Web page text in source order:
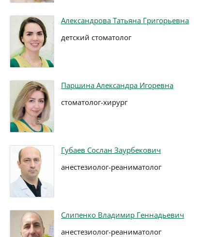
Александрова Татьяна Григорьевна
детский стоматолог
Паршина Александра Игоревна
стоматолог-хирург
Губаев Сослан Заурбекович
анестезиолог-реаниматолог
Слипенко Владимир Геннадьевич
анестезиолог-реаниматолог